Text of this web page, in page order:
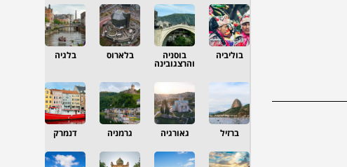
בוליביה בוסניה
והרצגובינה
בלארוס בלגיה
ברזיל גאורגיה גרמניה דנמרק